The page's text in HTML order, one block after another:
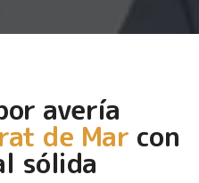
avería
de Mar con
sólida